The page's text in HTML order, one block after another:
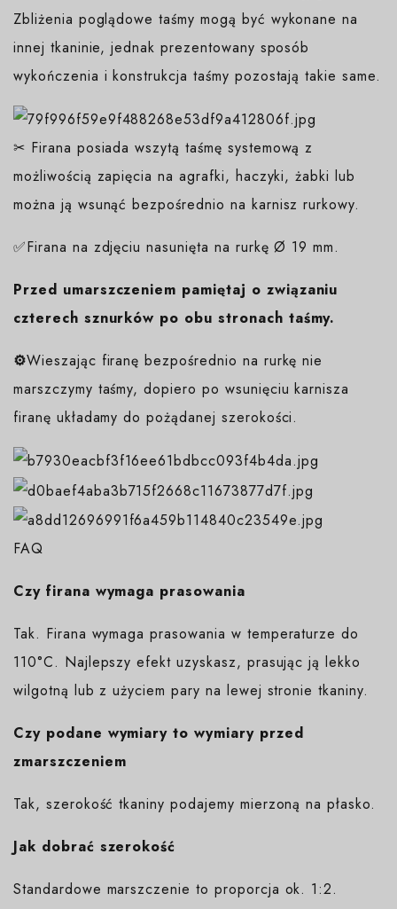
Zbliżenia poglądowe taśmy mogą być wykonane na
innej tkaninie, jednak prezentowany sposób
wykończenia i konstrukcja taśmy pozostają takie same.
✂ Firana posiada wszytą taśmę systemową z
możliwością zapięcia na agrafki, haczyki, żabki lub
można ją wsunąć bezpośrednio na karnisz rurkowy.
✅Firana na zdjęciu nasunięta na rurkę Ø 19 mm.
Przed umarszczeniem pamiętaj o związaniu
czterech sznurków po obu stronach taśmy.
⚙️Wieszając firanę bezpośrednio na rurkę nie
marszczymy taśmy, dopiero po wsunięciu karnisza
firanę układamy do pożądanej szerokości.
FAQ
Czy firana wymaga prasowania
Tak. Firana wymaga prasowania w temperaturze do
110°C. Najlepszy efekt uzyskasz, prasując ją lekko
wilgotną lub z użyciem pary na lewej stronie tkaniny.
Czy podane wymiary to wymiary przed
zmarszczeniem
Tak, szerokość tkaniny podajemy mierzoną na płasko.
Jak dobrać szerokość
Standardowe marszczenie to proporcja ok. 1:2.